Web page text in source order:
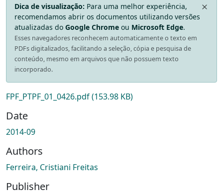
Dica de visualização: Para uma melhor experiência,
recomendamos abrir os documentos utilizando versões
atualizadas do Google Chrome ou Microsoft Edge.
Esses navegadores reconhecem automaticamente o texto em
PDFs digitalizados, facilitando a seleção, cópia e pesquisa de
conteúdo, mesmo em arquivos que não possuem texto
incorporado.
FPF_PTPF_01_0426.pdf(153.98 KB)
Date
2014-09
Authors
Ferreira, Cristiani Freitas
Publisher